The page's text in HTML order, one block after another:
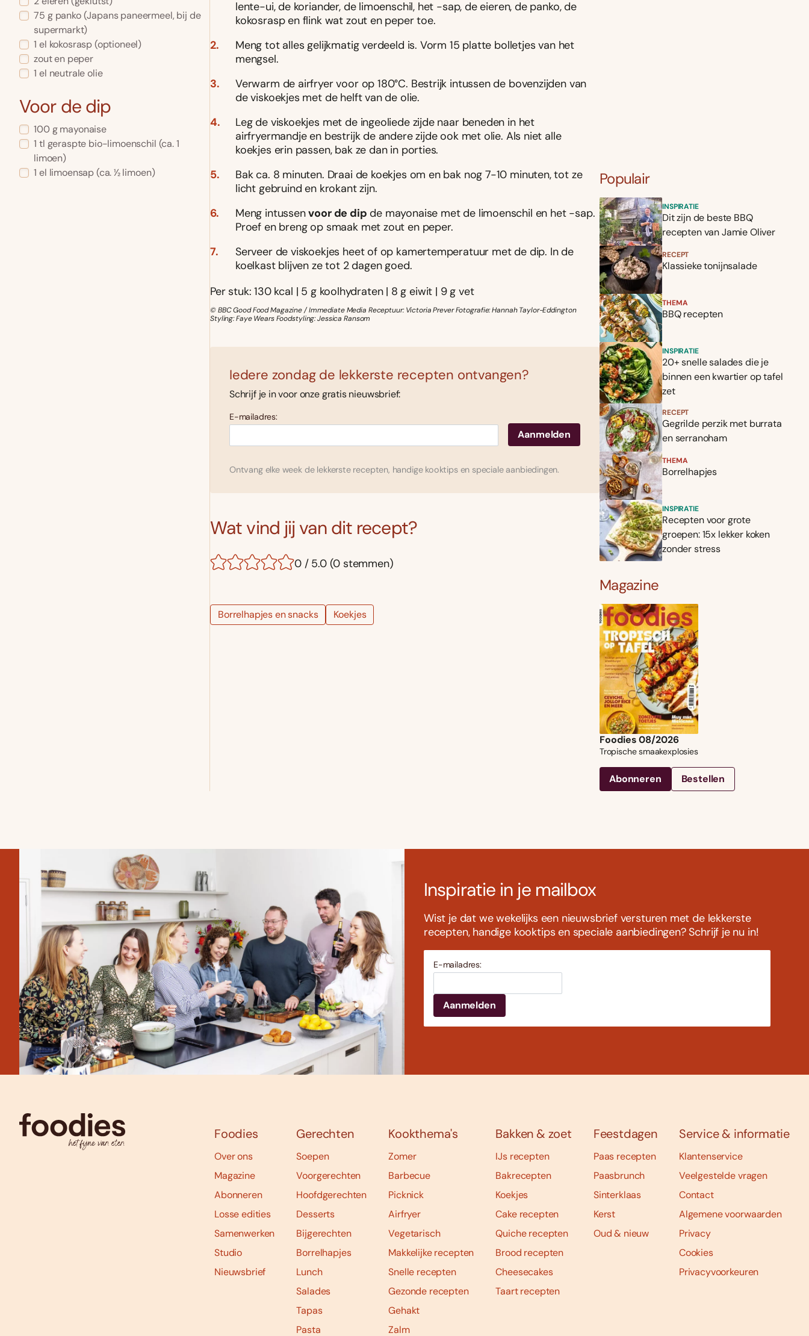
75 g panko(Japans paneermeel, bij de
supermarkt)
1 el kokosrasp(optioneel)
zout en peper
1 el neutrale olie
Voor de dip
100 g mayonaise
1 tl geraspte bio-limoenschil (ca. 1
limoen)
1 el limoensap(ca. 1⁄2 limoen)
lente-ui, de koriander, de limoenschil, het -sap, de eieren, de panko, de
kokosrasp en flink wat zout en peper toe.
Meng tot alles gelijkmatig verdeeld is. Vorm 15 platte bolletjes van het
mengsel.
Verwarm de airfryer voor op 180°C. Bestrijk intussen de bovenzijden van
de viskoekjes met de helft van de olie.
Leg de viskoekjes met de ingeoliede zijde naar beneden in het
airfryermandje en bestrijk de andere zijde ook met olie. Als niet alle
koekjes erin passen, bak ze dan in porties.
Bak ca. 8 minuten. Draai de koekjes om en bak nog 7-10 minuten, tot ze
licht gebruind en krokant zijn.
Meng intussenvoor de dip de mayonaise met de limoenschil en het -sap.
Proef en breng op smaak met zout en peper.
Serveer de viskoekjes heet of op kamertemperatuur met de dip. In de
koelkast blijven ze tot 2 dagen goed.
Per stuk: 130 kcal | 5 g koolhydraten | 8 g eiwit | 9 g vet
© BBC Good Food Magazine / Immediate Media Receptuur: Victoria Prever Fotografie: Hannah Taylor-Eddington
Styling: Faye Wears Foodstyling: Jessica Ransom
Iedere zondag de lekkerste recepten ontvangen?
Schrijf je in voor onze gratis nieuwsbrief:
E-mailadres:
Ontvang elke week de lekkerste recepten, handige kooktips en speciale aanbiedingen.
Wat vind jij van dit recept?
0 / 5.0 (0 stemmen)
Borrelhapjes en snacks Koekjes
Populair
INSPIRATIE
Dit zijn de beste BBQ
recepten van Jamie Oliver
RECEPT
Klassieke tonijnsalade
THEMA
BBQ recepten
INSPIRATIE
20+ snelle salades die je
binnen een kwartier op tafel
zet
RECEPT
Gegrilde perzik met burrata
en serranoham
THEMA
Borrelhapjes
INSPIRATIE
Recepten voor grote
groepen: 15x lekker koken
zonder stress
Magazine
Foodies 08/2026
Tropische smaakexplosies
Abonneren Bestellen
Inspiratie in je mailbox
Wist je dat we wekelijks een nieuwsbrief versturen met de lekkerste
recepten, handige kooktips en speciale aanbiedingen? Schrijf je nu in!
E-mailadres:
Foodies
Over ons
Magazine
Abonneren
Losse edities
Samenwerken
Studio
Nieuwsbrief
Gerechten
Soepen
Voorgerechten
Hoofdgerechten
Desserts
Bijgerechten
Borrelhapjes
Lunch
Salades
Tapas
Pasta
Kookthema's
Zomer
Barbecue
Picknick
Airfryer
Vegetarisch
Makkelijke recepten
Snelle recepten
Gezonde recepten
Gehakt
Zalm
Bakken & zoet
IJs recepten
Bakrecepten
Koekjes
Cake recepten
Quiche recepten
Brood recepten
Cheesecakes
Taart recepten
Feestdagen
Paas recepten
Paasbrunch
Sinterklaas
Kerst
Oud & nieuw
Service & informatie
Klantenservice
Veelgestelde vragen
Contact
Algemene voorwaarden
Privacy
Cookies
Privacyvoorkeuren